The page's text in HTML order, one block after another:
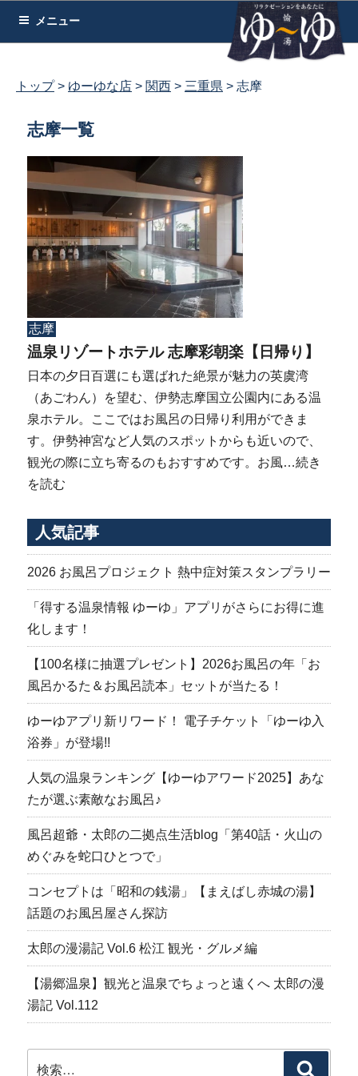
メニュー
トップ ゆーゆな店 関西 三重県 志摩
志摩一覧
志摩
温泉リゾートホテル 志摩彩朝楽【日帰り】
日本の夕日百選にも選ばれた絶景が魅力の英虞湾
（あごわん）を望む、伊勢志摩国立公園内にある温
泉ホテル。ここではお風呂の日帰り利用ができま
す。伊勢神宮など人気のスポットからも近いので、
観光の際に立ち寄るのもおすすめです。お風…続き
を読む
人気記事
2026 お風呂プロジェクト 熱中症対策スタンプラリー
「得する温泉情報 ゆーゆ」アプリがさらにお得に進
化します！
【100名様に抽選プレゼント】2026お風呂の年「お
風呂かるた＆お風呂読本」セットが当たる！
ゆーゆアプリ新リワード！ 電子チケット「ゆーゆ入
浴券」が登場!!
人気の温泉ランキング【ゆーゆアワード2025】あな
たが選ぶ素敵なお風呂♪
風呂超爺・太郎の二拠点生活blog「第40話・火山の
めぐみを蛇口ひとつで」
コンセプトは「昭和の銭湯」【まえばし赤城の湯】
話題のお風呂屋さん探訪
太郎の漫湯記 Vol.6 松江 観光・グルメ編
【湯郷温泉】観光と温泉でちょっと遠くへ 太郎の漫
湯記 Vol.112